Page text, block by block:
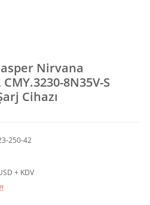
Nirvana
8N35V-S
Cihazı
250-42
+ KDV